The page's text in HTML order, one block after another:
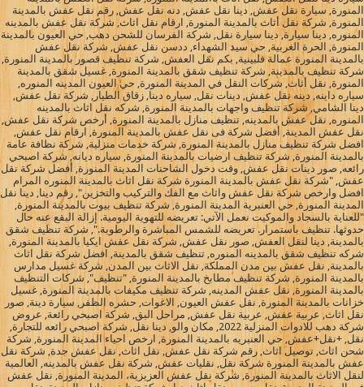
المنورة, سيارة نقل عفش, دينا نقل عفش, دنه نقل عفش, رقم نقل عفش بالمدينة
المنورة, شركة نقل أثاث بالمدينة المنورة, ارقام نقل اثاث, شركة نقل عفش بالمدينه
المنوره, دينا سيارة, دينا سيارة نقل, شركة الفرسان للشحن دهب, حي العيون بالمدينة
المنورة, الحرة الغربية, حي سيد الشهداء, ددسن نقل عفش, شركة نقل عفش
بالمدينة المنورة عمالة فلبينية, بكم نقل العفش, شركة تنظيف قصور بالمدينة المنورة,
شركة تنظيف بالمدينة, شركة تنظيف شقق بالمدينة المنورة, غسيل شقق بالمدينة
المنورة, نقل أثاث, شركات النقل في المدينة المنورة, حي العيون المدينه المنوره,
سياره داينه, دينه نقل عفش, دينات نقل, سياره دينا, زقاق الطيار, شركة نقل عفش,
دينا الشامي, شركة تنظيف واجهات بالمدينة المنورة, شركه نقل اثاث بالمدينه
المنوره, نقل عفش بالمدينه, تنظيف منازل بالمدينة المنورة, أرخص شركة نقل عفش,
نقل عفش المدينة, أفضل شركة فى نقل عفش بالمدينة المنورة, ارقام نقل عفش,
افضل شركة تنظيف منازل بالمدينة المنورة, شركة خدمات منزلية, شركة نظافة عامة
بالمدينة المنورة, شركة تنظيف ارضيات بالمدينة المنورة, سياره ديانه, شركة اصبحي
رائعه, صور دينات نقل عفش, وقت دخول الشاحنات المدينة المنورة, أفضل شركة نقل
عفش, "شركة نقل عفش بالمدينة المنورة شركة نقل اثاث بالمدينة المنوره المرام
افضل وارخص شركة نقل عفش واثاث مع الفك والتركيب والتخزين", رقم دينا, دينا نقل
المدينة المنورة, حي العنبرية المدينة المنورة, شركة تنظيف بيوت بالمدينة المنورة,
"للعناية بالسجاد والموكيت نعمل الآتي: تعريضه للتهوية اليومية. إزالة البقع عنه حال
حدوثها. تنظيف باستمرار. تعريضه للشمس المباشرة والرطوبة.", شركة تنظيف شقق
بالمدينة, دينا لنقل العفش, صور نقل عفش, شركة نقل عفش ايكيا بالمدينة المنورة,
شركه تنظيف شقق بالمدينه المنوره, تنظيف شقق بالمدينة, افضل شركة نقل اثاث
بالمدينة, نقل عفش بين مدن المملكة, نقل الاثاث بين المدن, شركة غسيل مدارس
بالمدينة المنورة, شركة تنظيف مطابخ بالمدينة المنورة, "تنظيف", شركات التنظيف
بالمدينة المنورة, نقل عفش المدينه, شركة تنظيف مكيفات بالمدينة المنورة, غسيل
خزانات بالمدينة المنورة, نقل عفش العيون, الاغوات, حشره الظفر, سيارة دينة, صور
نقل اثاث, عربية عفش, عربية نقل عفش, مراحل البق, شركة اصبحي رائعة, عروض
شركة دهب للادوات المنزلية 2022, مكان والو, دينا نقل, شركة اصبحي رائعه للتجارة,
نقل, +نقل+عفش, حي العنبريه بالمدينة المنورة, ارخص احياء المدينة المنورة, شركة
شحن اثاث, توصيل اثاث, رقم شركة نقل عفش, نقل اثاث, نقل عفش جدة, شركة نقل
عفش بالمدينة المنورة شركة نقل, نقليات عفش, شركة نقل عفش بالمدينه, العالمية
لنقل الاثاث بالمدينة المنورة, شركة نقل عفش العزيزية، المدينة المنورة, نقل عفش